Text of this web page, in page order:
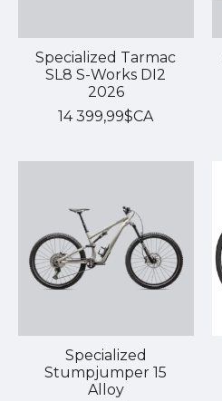
Specialized Tarmac
SL8 S-Works DI2
2026
14 399,99$CA
Specialized
Stumpjumper 15
Alloy